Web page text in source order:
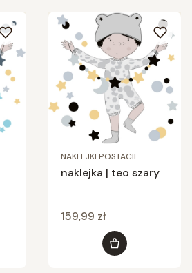
NAKLEJKI POSTACIE
naklejka | teo szary
Cena
159,99 zł
Do koszyka